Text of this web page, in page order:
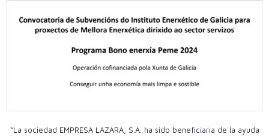
“La sociedad EMPRESA LAZARA, S.A. ha sido beneficiaria de la ayuda